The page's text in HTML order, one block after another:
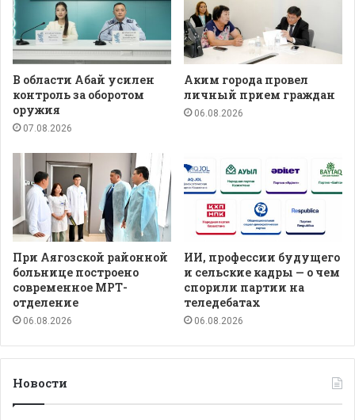
В области Абай усилен
контроль за оборотом
оружия
07.08.2026
Аким города провел
личный прием граждан
06.08.2026
При Аягозской районной
больнице построено
современное МРТ-
отделение
06.08.2026
ИИ, профессии будущего
и сельские кадры — о чем
спорили партии на
теледебатах
06.08.2026
Новости